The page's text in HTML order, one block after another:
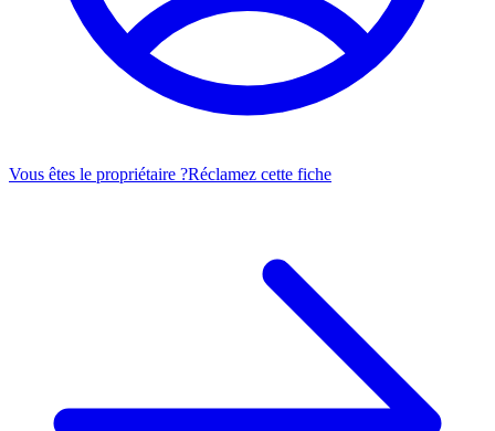
Vous êtes le propriétaire ?Réclamez cette fiche